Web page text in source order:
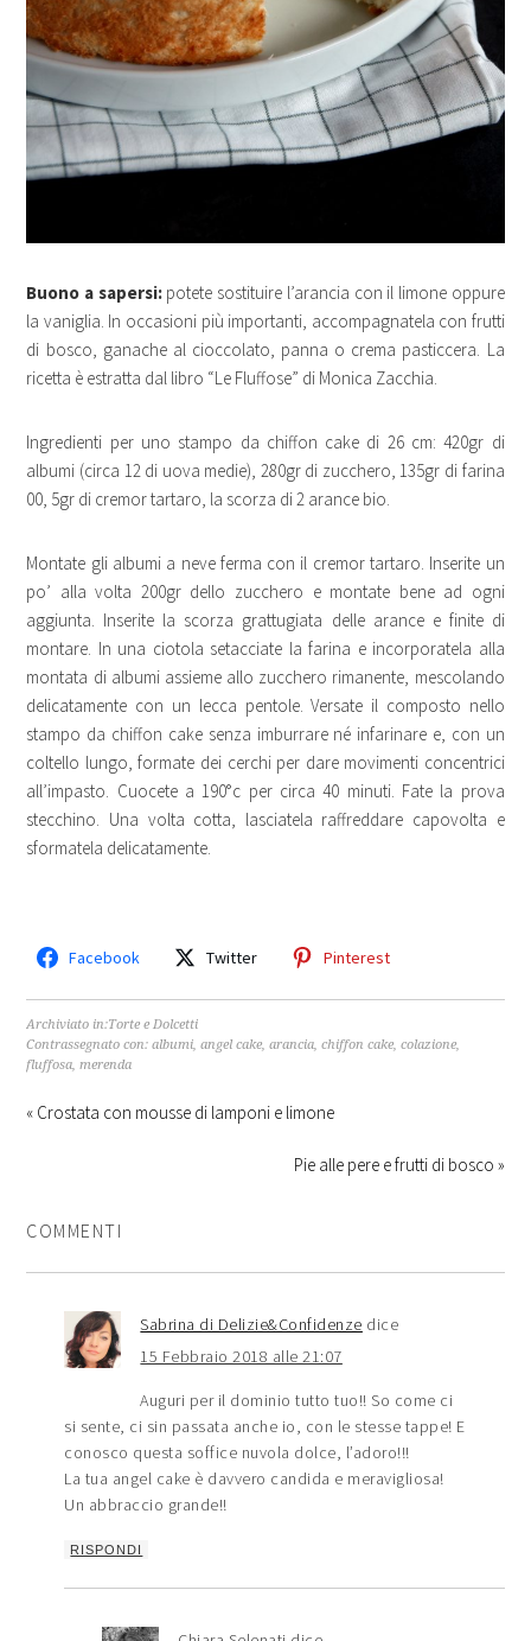
Buono a sapersi:potete sostituire l’arancia con il limone oppure
la vaniglia. In occasioni più importanti, accompagnatela con frutti
di bosco, ganache al cioccolato, panna o crema pasticcera. La
ricetta è estratta dal libro “Le Fluffose” di Monica Zacchia.
Ingredienti per uno stampo da chiffon cake di 26 cm: 420gr di
albumi (circa 12 di uova medie), 280gr di zucchero, 135gr di farina
00, 5gr di cremor tartaro, la scorza di 2 arance bio.
Montate gli albumi a neve ferma con il cremor tartaro. Inserite un
po’ alla volta 200gr dello zucchero e montate bene ad ogni
aggiunta. Inserite la scorza grattugiata delle arance e finite di
montare. In una ciotola setacciate la farina e incorporatela alla
montata di albumi assieme allo zucchero rimanente, mescolando
delicatamente con un lecca pentole. Versate il composto nello
stampo da chiffon cake senza imburrare né infarinare e, con un
coltello lungo, formate dei cerchi per dare movimenti concentrici
all’impasto. Cuocete a 190°c per circa 40 minuti. Fate la prova
stecchino. Una volta cotta, lasciatela raffreddare capovolta e
sformatela delicatamente.
Facebook Twitter Pinterest
Archiviato in:Torte e Dolcetti
Contrassegnato con:albumi,angel cake,arancia,chiffon cake,colazione,
fluffosa,merenda
« Crostata con mousse di lamponi e limone
Pie alle pere e frutti di bosco »
COMMENTI
Sabrina di Delizie&Confidenze dice
15 Febbraio 2018 alle 21:07
Auguri per il dominio tutto tuo!! So come ci
si sente, ci sin passata anche io, con le stesse tappe! E
conosco questa soffice nuvola dolce, l’adoro!!!
La tua angel cake è davvero candida e meravigliosa!
Un abbraccio grande!!
RISPONDI